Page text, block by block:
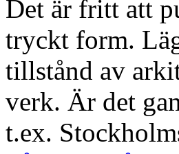
Det är fritt att
tryckt form.
tillstånd av
verk. Är det
t.ex.